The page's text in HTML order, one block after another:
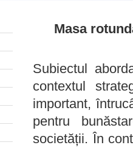
Masa
Subiectul
contextul
important,
pentru
societății. În